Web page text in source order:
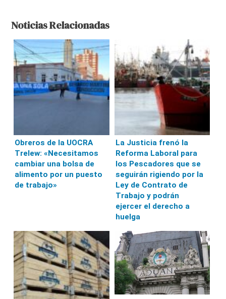
Noticias Relacionadas
Obreros de la UOCRA
Trelew: «Necesitamos
cambiar una bolsa de
alimento por un puesto
de trabajo»
La Justicia frenó la
Reforma Laboral para
los Pescadores que se
seguirán rigiendo por la
Ley de Contrato de
Trabajo y podrán
ejercer el derecho a
huelga